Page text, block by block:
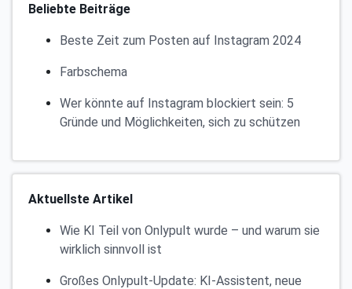
Beliebte Beiträge
Beste Zeit zum Posten auf Instagram 2024
Farbschema
Wer könnte auf Instagram blockiert sein: 5
Gründe und Möglichkeiten, sich zu schützen
Aktuellste Artikel
Wie KI Teil von Onlypult wurde – und warum sie
wirklich sinnvoll ist
Großes Onlypult-Update: KI-Assistent, neue